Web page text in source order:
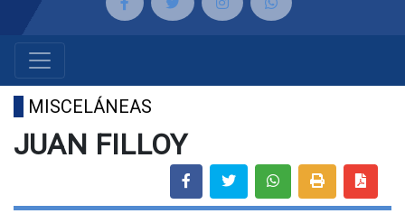
MISCELÁNEAS
JUAN FILLOY